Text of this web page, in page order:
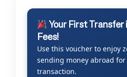
Your First Transfer
Fees!
Use this voucher to enjoy
sending money abroad
transaction.